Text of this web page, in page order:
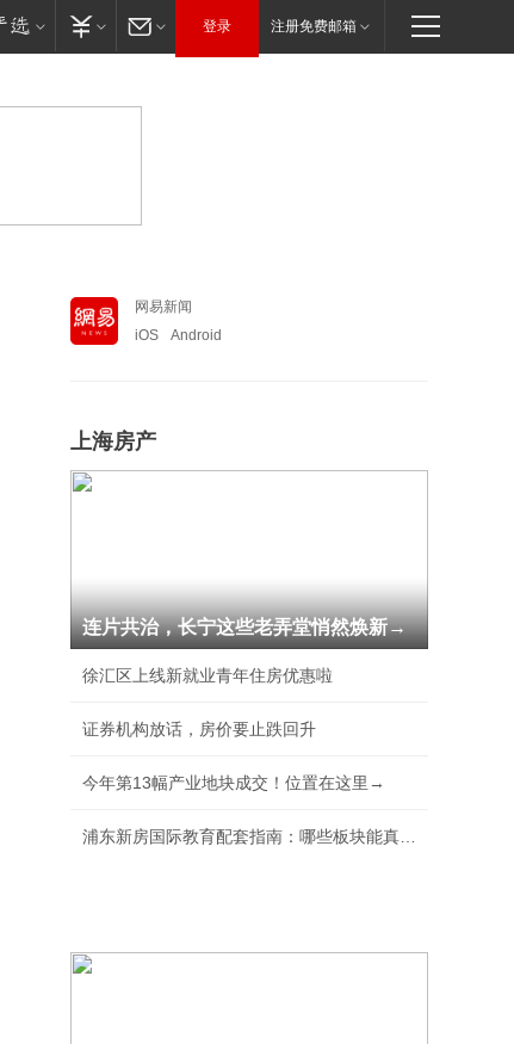
登录 注册免费邮箱
网易新闻
iOS
Android
上海房产
连片共治，长宁这些老弄堂悄然焕新→
徐汇区上线新就业青年住房优惠啦
证券机构放话，房价要止跌回升
今年第13幅产业地块成交！位置在这里→